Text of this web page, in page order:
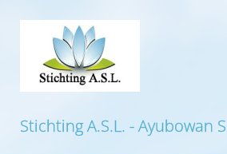
Stichting A.S.L. - Ayubowan